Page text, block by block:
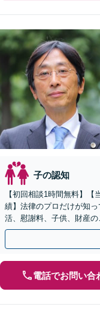
子の認知
【初回相談1時間無料】
績】法律のプロだけが知
活、慰謝料、子供、財産
い。女性側／男性側／熟
電話でお問い合